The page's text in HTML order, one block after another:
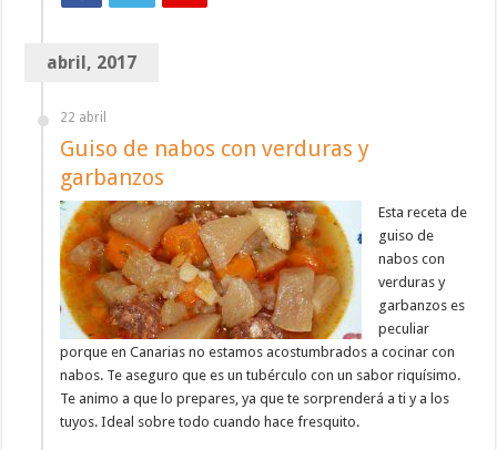
abril, 2017
22 abril
Guiso de nabos con verduras y
garbanzos
Esta receta de
guiso de
nabos con
verduras y
garbanzos es
peculiar
porque en Canarias no estamos acostumbrados a cocinar con
nabos. Te aseguro que es un tubérculo con un sabor riquísimo.
Te animo a que lo prepares, ya que te sorprenderá a ti y a los
tuyos. Ideal sobre todo cuando hace fresquito.